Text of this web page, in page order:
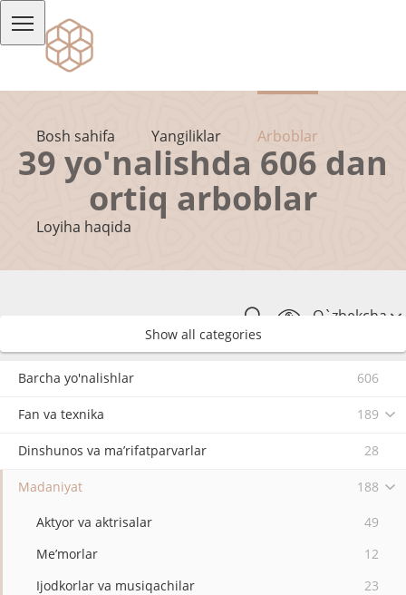
Bosh sahifa Yangiliklar Arboblar
Loyiha haqida
O`zbekcha
39 yo'nalishda 606 dan
ortiq arboblar
Show all categories
Barcha yo'nalishlar 606
Fan va texnika 189
Dinshunos va ma’rifatparvarlar 28
Madaniyat 188
Aktyor va aktrisalar
49
Me’morlar
12
Ijodkorlar va musiqachilar
23